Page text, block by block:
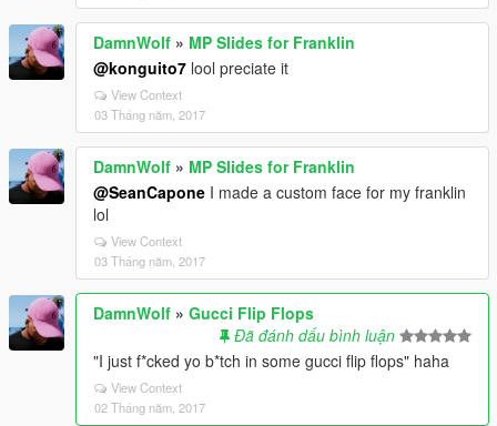
DamnWolf » MP Slides for Franklin
@konguito7 lool preciate it
View Context
03 Tháng năm, 2017
DamnWolf » MP Slides for Franklin
@SeanCapone I made a custom face for my franklin
lol
View Context
03 Tháng năm, 2017
DamnWolf » Gucci Flip Flops
Đã đánh dấu bình luận
"I just f*cked yo b*tch in some gucci flip flops" haha
View Context
02 Tháng năm, 2017